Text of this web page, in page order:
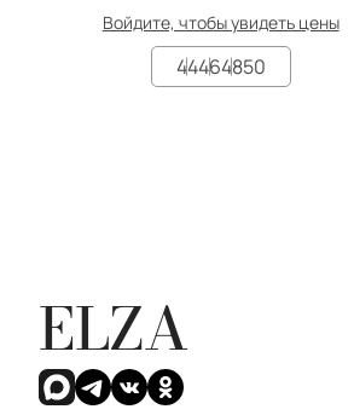
Войдите, чтобы увидеть цены
44464850
ELZA